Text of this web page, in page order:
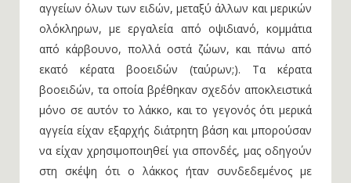
αγγείων όλων των ειδών, μεταξύ άλλων και μερικών
ολόκληρων, με εργαλεία από οψιδιανό, κομμάτια
από κάρβουνο, πολλά οστά ζώων, και πάνω από
εκατό κέρατα βοοειδών (ταύρων;). Τα κέρατα
βοοειδών, τα οποία βρέθηκαν σχεδόν αποκλειστικά
μόνο σε αυτόν το λάκκο, και το γεγονός ότι μερικά
αγγεία είχαν εξαρχής διάτρητη βάση και μπορούσαν
να είχαν χρησιμοποιηθεί για σπονδές, μας οδηγούν
στη σκέψη ότι ο λάκκος ήταν συνδεδεμένος με